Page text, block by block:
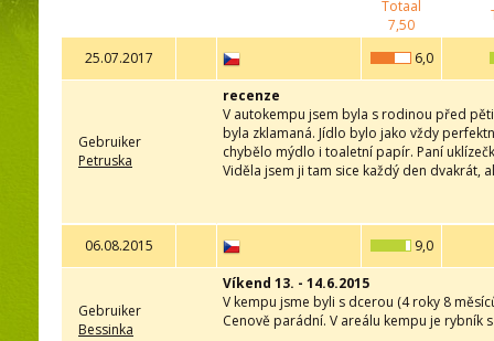
Totaal
7,50
25.07.2017 6,0
Gebruiker
Petruska
recenze
V autokempu jsem byla s rodinou před
byla zklamaná. Jídlo bylo jako vždy
chybělo mýdlo i toaletní papír. Paní
Viděla jsem ji tam sice každý den dvakrát,
06.08.2015 9,0
Gebruiker
Bessinka
Víkend 13. - 14.6.2015
V kempu jsme byli s dcerou (4 roky 8
Cenově parádní. V areálu kempu je